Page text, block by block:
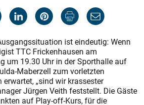
ist eindeutig: Wenn
TTC Frickenhausen am
um 19.30 Uhr in der Sporthalle auf
Maberzell zum vorletzten
„sind wir krassester
Jürgen Veith feststellt. Die Gäste
auf Play-off-Kurs, für die